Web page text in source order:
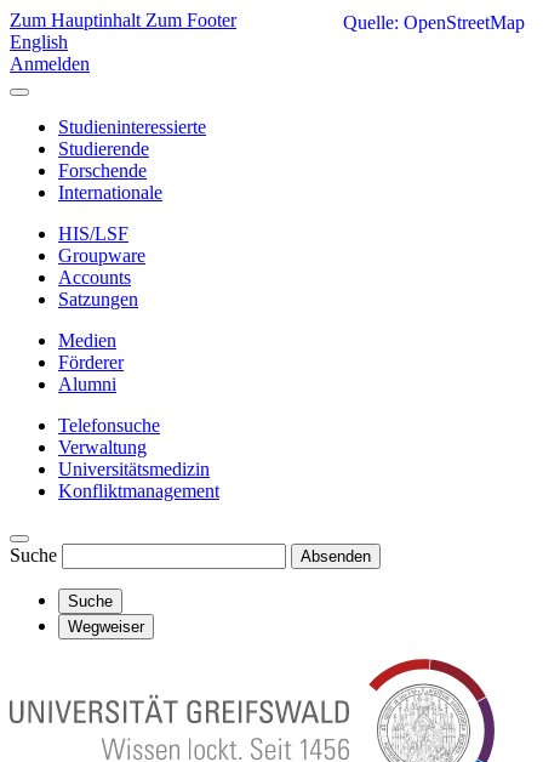
Zum Hauptinhalt Zum Footer
English
Anmelden
Studieninteressierte
Studierende
Forschende
Internationale
HIS/LSF
Groupware
Accounts
Satzungen
Medien
Förderer
Alumni
Telefonsuche
Verwaltung
Universitätsmedizin
Konfliktmanagement
Suche Absenden
Suche
Wegweiser
Quelle: OpenStreetMap